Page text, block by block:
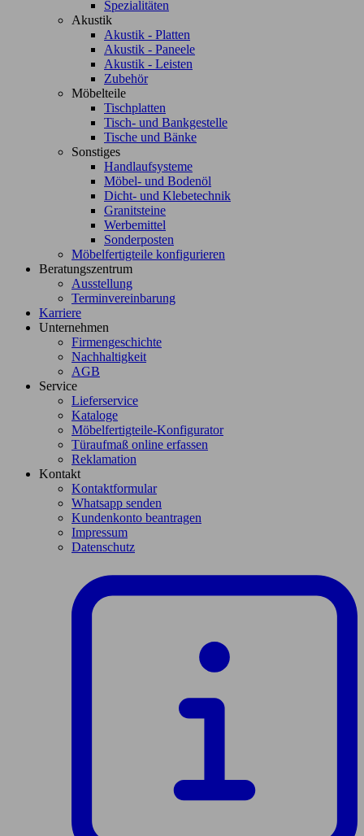
Spezialitäten
Akustik
Akustik - Platten
Akustik - Paneele
Akustik - Leisten
Zubehör
Möbelteile
Tischplatten
Tisch- und Bankgestelle
Tische und Bänke
Sonstiges
Handlaufsysteme
Möbel- und Bodenöl
Dicht- und Klebetechnik
Granitsteine
Werbemittel
Sonderposten
Möbelfertigteile konfigurieren
Beratungszentrum
Ausstellung
Terminvereinbarung
Karriere
Unternehmen
Firmengeschichte
Nachhaltigkeit
AGB
Service
Lieferservice
Kataloge
Möbelfertigteile-Konfigurator
Türaufmaß online erfassen
Reklamation
Kontakt
Kontaktformular
Whatsapp senden
Kundenkonto beantragen
Impressum
Datenschutz